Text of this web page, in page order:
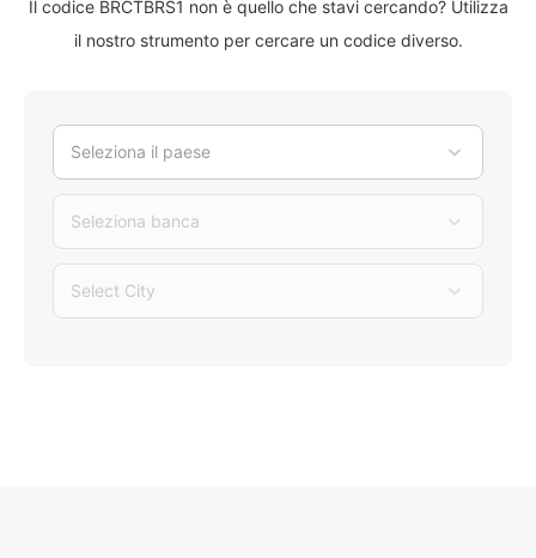
Il codice BRCTBRS1 non è quello che stavi cercando? Utilizza
il nostro strumento per cercare un codice diverso.
Seleziona il paese
Seleziona banca
Select City